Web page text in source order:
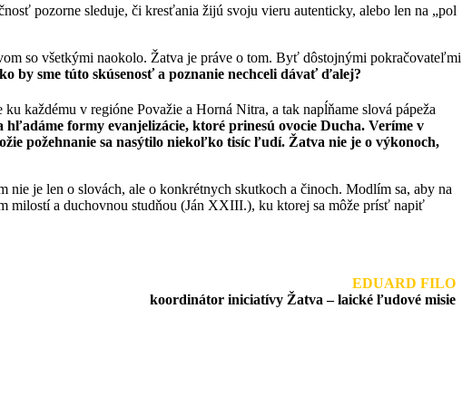
pozorne sleduje, či kresťania žijú svoju vieru autenticky, alebo len na „pol
so všetkými naokolo. Žatva je práve o tom. Byť dôstojnými pokračovateľmi
by sme túto skúsenosť a poznanie nechceli dávať ďalej?
každému v regióne Považie a Horná Nitra, a tak napĺňame slová pápeža
formy evanjelizácie, ktoré prinesú ovocie Ducha. Veríme v
požehnanie sa nasýtilo niekoľko tisíc ľudí. Žatva nie je o výkonoch,
je len o slovách, ale o konkrétnych skutkoch a činoch. Modlím sa, aby na
milostí a duchovnou studňou (Ján XXIII.), ku ktorej sa môže prísť napiť
EDUARD FILO
koordinátor iniciatívy Žatva – laické ľudové misie